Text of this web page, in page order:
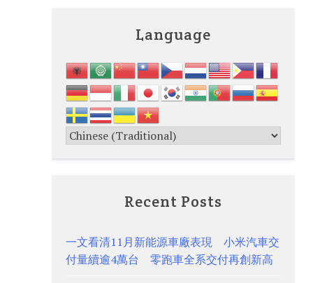
Language
Recent Posts
一文看清11月新能源車廠表現 小米汽車交
付量續逾4萬台 零跑車全系交付再創新高